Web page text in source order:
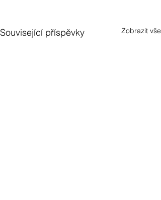
Související příspěvky Zobrazit vše